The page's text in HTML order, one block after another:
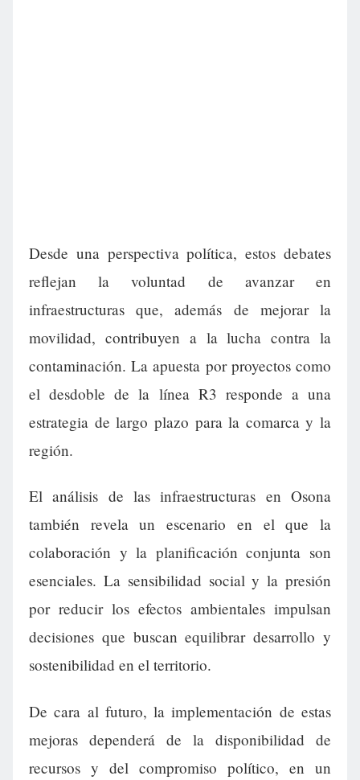
Desde una perspectiva política, estos debates
reflejan la voluntad de avanzar en
infraestructuras que, además de mejorar la
movilidad, contribuyen a la lucha contra la
contaminación. La apuesta por proyectos como
el desdoble de la línea R3 responde a una
estrategia de largo plazo para la comarca y la
región.
El análisis de las infraestructuras en Osona
también revela un escenario en el que la
colaboración y la planificación conjunta son
esenciales. La sensibilidad social y la presión
por reducir los efectos ambientales impulsan
decisiones que buscan equilibrar desarrollo y
sostenibilidad en el territorio.
De cara al futuro, la implementación de estas
mejoras dependerá de la disponibilidad de
recursos y del compromiso político, en un